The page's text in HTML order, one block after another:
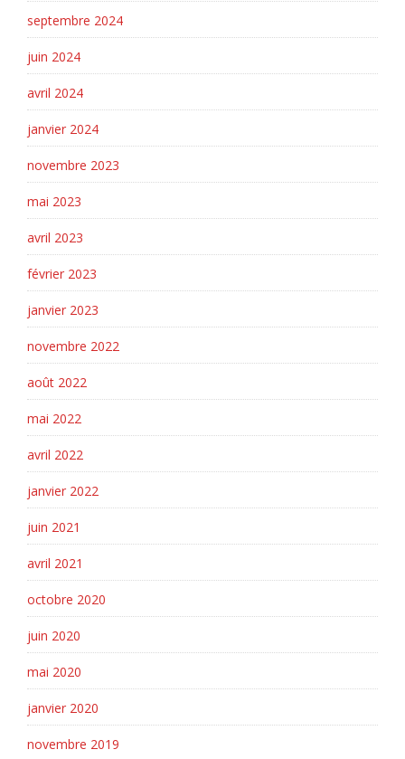
septembre 2024
juin 2024
avril 2024
janvier 2024
novembre 2023
mai 2023
avril 2023
février 2023
janvier 2023
novembre 2022
août 2022
mai 2022
avril 2022
janvier 2022
juin 2021
avril 2021
octobre 2020
juin 2020
mai 2020
janvier 2020
novembre 2019